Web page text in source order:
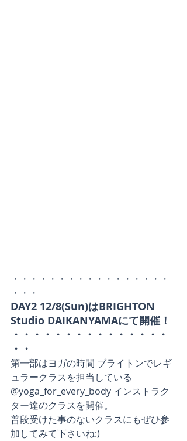
・・・・・・・・・・・・・・・・・
・・・
DAY2 12/8(Sun)はBRIGHTON
Studio DAIKANYAMAにて開催！
・・・・・・・・・・・・・・・
・・
第一部はヨガの時間 ブライトンでレギ
ュラークラスを担当している
@yoga_for_every_body インストラク
ター達のクラスを開催。
普段受けた事のないクラスにもぜひ参
加してみて下さいね:)